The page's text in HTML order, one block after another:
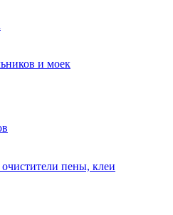
и моек
пены, клеи